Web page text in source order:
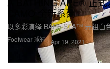
Footwear 球鞋
CAMO 全新系列
以多彩演绎 BAPE STA™ 元祖白
Apr 19, 2021